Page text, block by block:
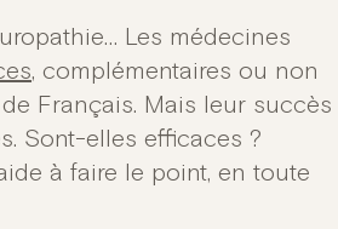
Les médecines
, complémentaires ou non
Français. Mais leur succès
Sont-elles efficaces ?
à faire le point, en toute